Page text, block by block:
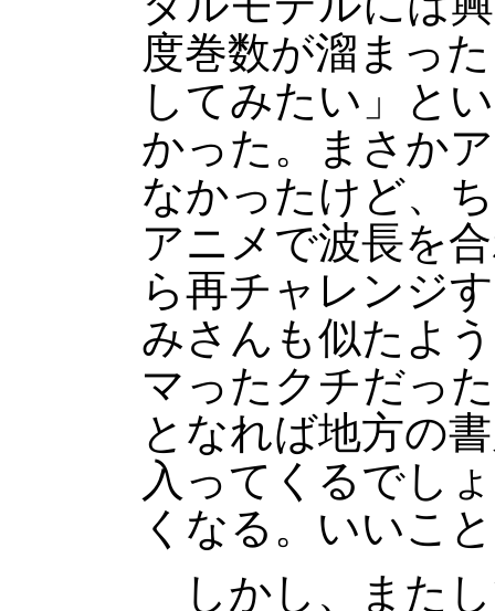
度巻数が溜まっ
してみたい」と
かった。まさか
なかったけど、
アニメで波長を
ら再チャレンジ
みさんも似たよ
マったクチだっ
となれば地方の
入ってくるでし
くなる。いいこ
しかし、また